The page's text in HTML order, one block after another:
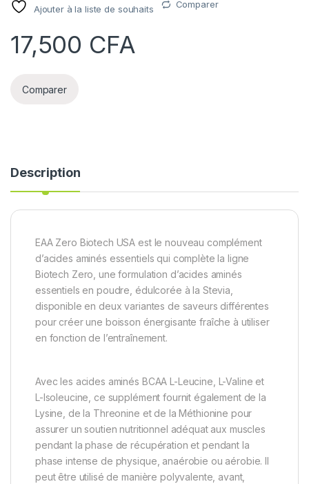
Ajouter à la liste de souhaits Comparer
17,500 CFA
Comparer
Description
EAA Zero Biotech USA est le nouveau complément
d’acides aminés essentiels qui complète la ligne
Biotech Zero, une formulation d’acides aminés
essentiels en poudre, édulcorée à la Stevia,
disponible en deux variantes de saveurs différentes
pour créer une boisson énergisante fraîche à utiliser
en fonction de l’entraînement.
Avec les acides aminés BCAA L-Leucine, L-Valine et
L-Isoleucine, ce supplément fournit également de la
Lysine, de la Threonine et de la Méthionine pour
assurer un soutien nutritionnel adéquat aux muscles
pendant la phase de récupération et pendant la
phase intense de physique, anaérobie ou aérobie. Il
peut être utilisé de manière polyvalente, avant,